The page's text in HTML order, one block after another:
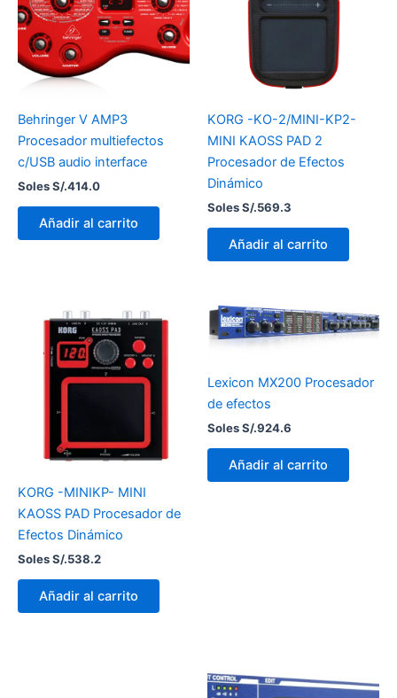
Behringer V AMP3
Procesador multiefectos
c/USB audio interface
Soles S/.414.0
Añadir al carrito
KORG -KO-2/MINI-KP2-
MINI KAOSS PAD 2
Procesador de Efectos
Dinámico
Soles S/.569.3
Añadir al carrito
KORG -MINIKP- MINI
KAOSS PAD Procesador de
Efectos Dinámico
Soles S/.538.2
Añadir al carrito
Lexicon MX200 Procesador
de efectos
Soles S/.924.6
Añadir al carrito